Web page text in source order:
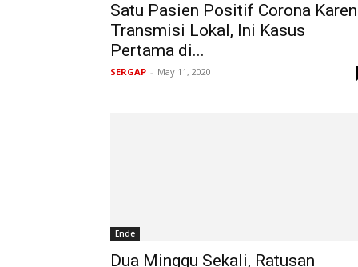
Satu Pasien Positif Corona
Transmisi Lokal, Ini Kasus
Pertama di...
SERGAP - May 11, 2020
Ende
Dua Minggu Sekali, Ratusan